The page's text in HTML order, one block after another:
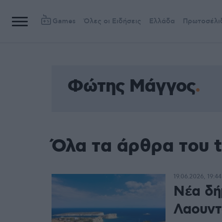
Games Όλες οι Ειδήσεις Ελλάδα
Φώτης Μάγγος
Όλα τα άρθρα
Νέα
19.06.2026, 19:44